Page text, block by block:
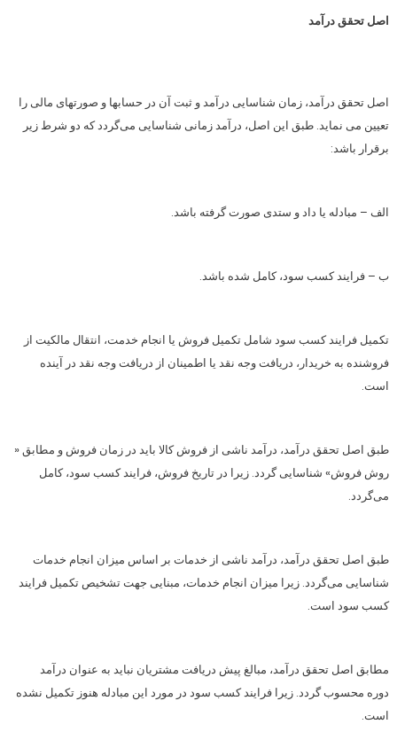
اصل تحقق درآمد
اصل تحقق درآمد، زمان شناسایی درآمد و ثبت آن در حسابها و صورتهای مالی را
تعیین می نماید. طبق این اصل، درآمد زمانی شناسایی می‌گردد که دو شرط زیر
برقرار باشد:
الف – مبادله یا داد و ستدی صورت گرفته باشد.
ب – فرایند کسب سود، کامل شده باشد.
تکمیل فرایند کسب سود شامل تکمیل فروش یا انجام خدمت، انتقال مالکیت از
فروشنده به خریدار، دریافت وجه نقد یا اطمینان از دریافت وجه نقد در آینده
است.
طبق اصل تحقق درآمد، درآمد ناشی از فروش کالا باید در زمان فروش و مطابق «
روش فروش» شناسایی گردد. زیرا در تاریخ فروش، فرایند کسب سود، کامل
می‌گردد.
طبق اصل تحقق درآمد، درآمد ناشی از خدمات بر اساس میزان انجام خدمات
شناسایی می‌گردد. زیرا میزان انجام خدمات، مبنایی جهت تشخیص تکمیل فرایند
کسب سود است.
مطابق اصل تحقق درآمد، مبالغ پیش دریافت مشتریان نباید به عنوان درآمد
دوره محسوب گردد. زیرا فرایند کسب سود در مورد این مبادله هنوز تکمیل نشده
است.